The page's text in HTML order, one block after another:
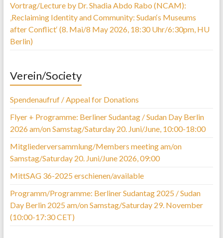
Vortrag/Lecture by Dr. Shadia Abdo Rabo (NCAM):
‚Reclaiming Identity and Community: Sudan‘s Museums
after Conflict‘ (8. Mai/8 May 2026, 18:30 Uhr/6:30pm, HU
Berlin)
Verein/Society
Spendenaufruf / Appeal for Donations
Flyer + Programme: Berliner Sudantag / Sudan Day Berlin
2026 am/on Samstag/Saturday 20. Juni/June, 10:00-18:00
Mitgliederversammlung/Members meeting am/on
Samstag/Saturday 20. Juni/June 2026, 09:00
MittSAG 36-2025 erschienen/available
Programm/Programme: Berliner Sudantag 2025 / Sudan
Day Berlin 2025 am/on Samstag/Saturday 29. November
(10:00-17:30 CET)